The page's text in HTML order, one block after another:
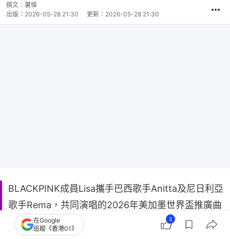
撰文： 薯條
出版： 2026-05-28 21:30 更新： 2026-05-28 21:30
BLACKPINK成員Lisa攜手巴西歌手Anitta及尼日利亞
歌手Rema，共同演唱的2026年美加墨世界盃推廣曲
《Goals》。三人將於下月中舉行的2026年世界盃開
在Google
追蹤《香港01》
3